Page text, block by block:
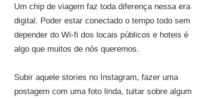
Um chip de viagem faz toda diferença nessa era
digital. Poder estar conectado o tempo todo sem
depender do Wi-fi dos locais públicos e hoteis é
algo que muitos de nós queremos.
Subir aquele stories no Instagram, fazer uma
postagem com uma foto linda, tuitar sobre algum